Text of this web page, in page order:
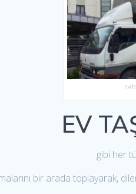
EV
gibi her
bir arada toplayarak,